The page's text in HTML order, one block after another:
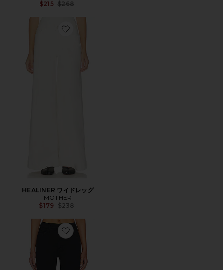
$215 Previous price:
$268
Favorite HEALINER ワイドレッグ
HEALINER ワイドレッグ
MOTHER
$179 Previous price:
$238
Favorite HUSTLER フレアレッグ